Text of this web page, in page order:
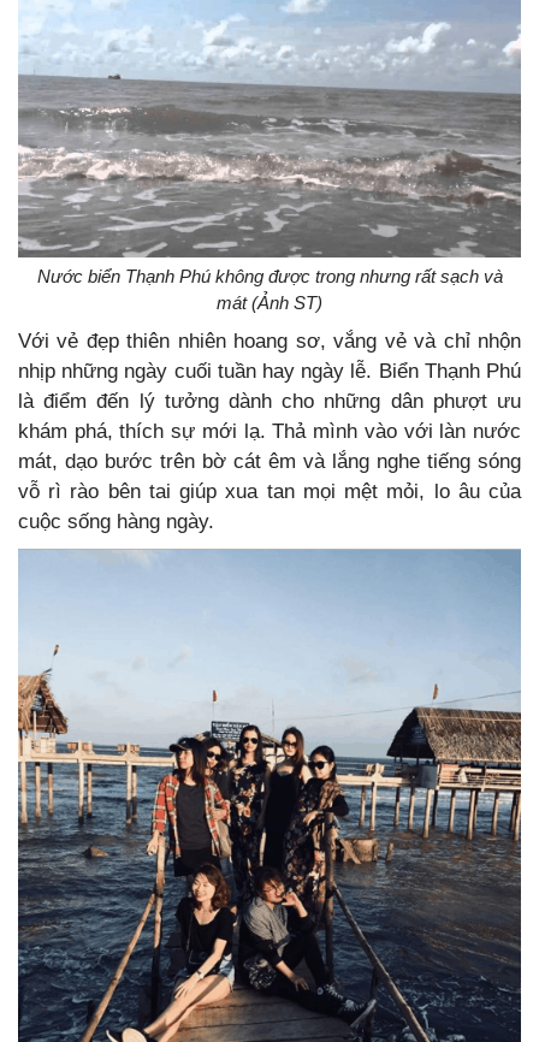
Nước biển Thạnh Phú không được trong nhưng rất sạch và
mát (Ảnh ST)
Với vẻ đẹp thiên nhiên hoang sơ, vắng vẻ và chỉ nhộn
nhịp những ngày cuối tuần hay ngày lễ. Biển Thạnh Phú
là điểm đến lý tưởng dành cho những dân phượt ưu
khám phá, thích sự mới lạ. Thả mình vào với làn nước
mát, dạo bước trên bờ cát êm và lắng nghe tiếng sóng
vỗ rì rào bên tai giúp xua tan mọi mệt mỏi, lo âu của
cuộc sống hàng ngày.